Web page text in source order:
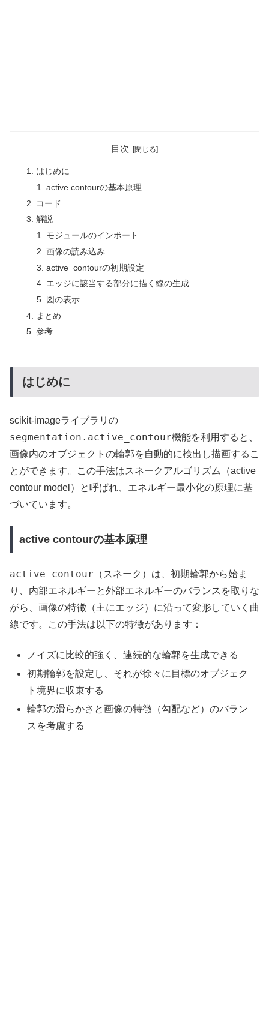
目次
はじめに
active contourの基本原理
コード
解説
モジュールのインポート
画像の読み込み
active_contourの初期設定
エッジに該当する部分に描く線の生成
図の表示
まとめ
参考
はじめに
scikit-imageライブラリの
segmentation.active_contour機能を利用すると、
画像内のオブジェクトの輪郭を自動的に検出し描画するこ
とができます。この手法はスネークアルゴリズム（active
contour model）と呼ばれ、エネルギー最小化の原理に基
づいています。
active contourの基本原理
active contour （スネーク）は、初期輪郭から始ま
り、内部エネルギーと外部エネルギーのバランスを取りな
がら、画像の特徴（主にエッジ）に沿って変形していく曲
線です。この手法は以下の特徴があります：
ノイズに比較的強く、連続的な輪郭を生成できる
初期輪郭を設定し、それが徐々に目標のオブジェク
ト境界に収束する
輪郭の滑らかさと画像の特徴（勾配など）のバラン
スを考慮する